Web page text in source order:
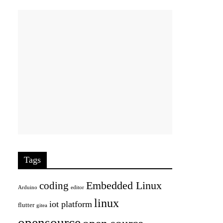
Tags
Arduino coding editor Embedded Linux
flutter gitea iot platform linux